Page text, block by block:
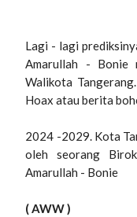
Lagi - lagi
Amarullah - Bonie
Walikota
Hoax atau berita
2024 -2029. Kota
oleh seorang
Amarullah - Bonie
( AWW )